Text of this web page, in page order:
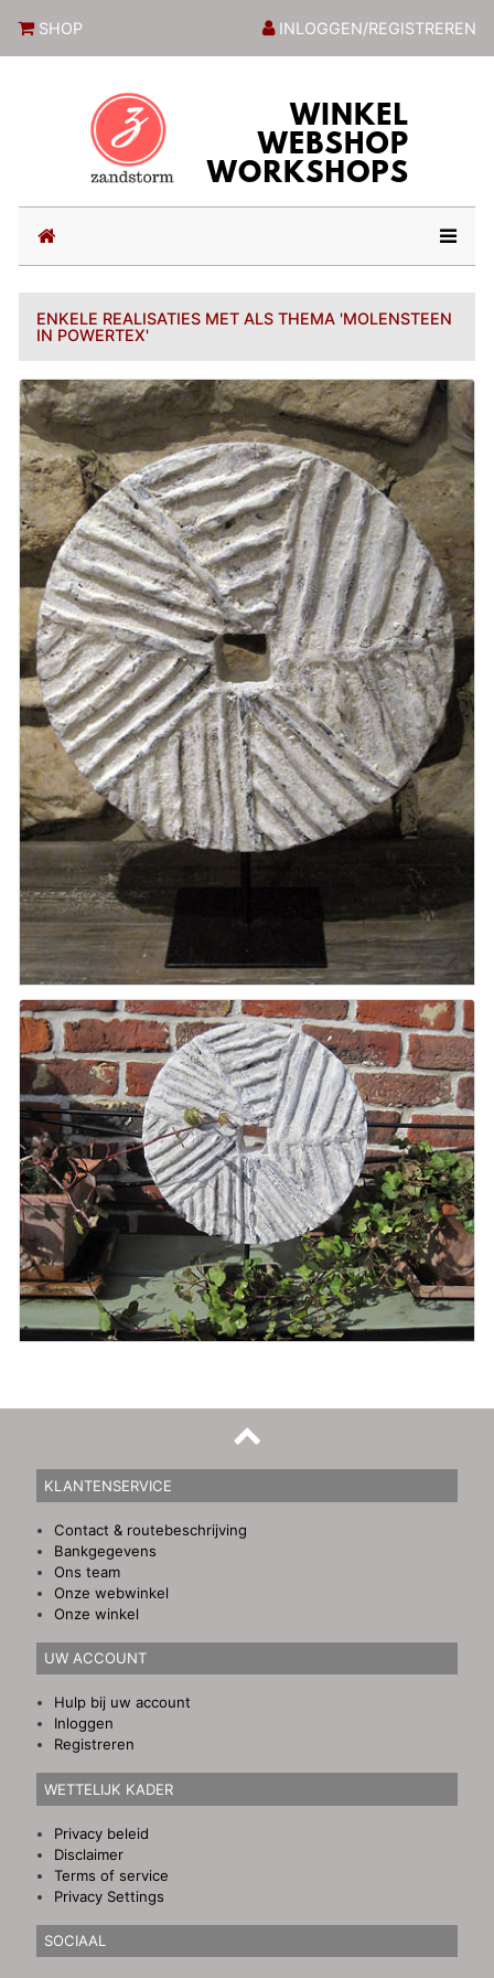
SHOP INLOGGEN/REGISTREREN
(current)
ENKELE REALISATIES MET ALS THEMA 'MOLENSTEEN
IN POWERTEX'
KLANTENSERVICE
Contact & routebeschrijving
Bankgegevens
Ons team
Onze webwinkel
Onze winkel
UW ACCOUNT
Hulp bij uw account
Inloggen
Registreren
WETTELIJK KADER
Privacy beleid
Disclaimer
Terms of service
Privacy Settings
SOCIAAL